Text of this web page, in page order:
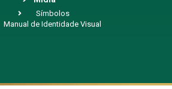
Símbolos
Manual de Identidade Visual